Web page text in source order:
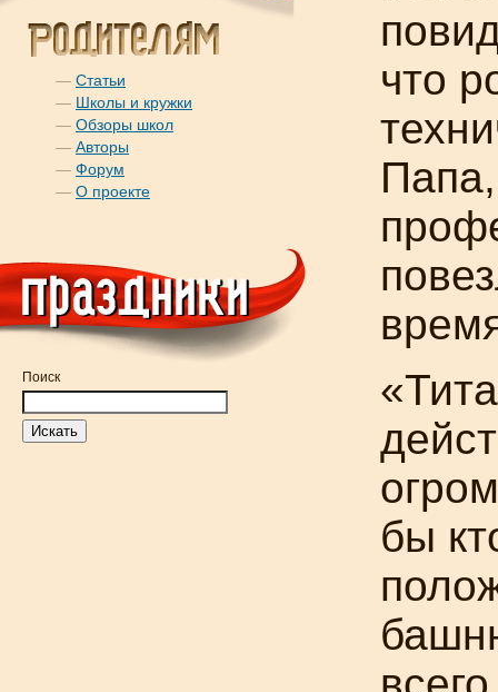
— Статьи
— Школы и кружки
— Обзоры школ
— Авторы
— Форум
— О проекте
Поиск
что
бы